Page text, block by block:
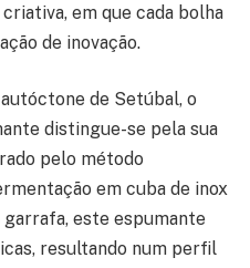
em que cada bolha
de inovação.
de Setúbal, o
distingue-se pela sua
pelo método
em cuba de inox
este espumante
resultando num perfil